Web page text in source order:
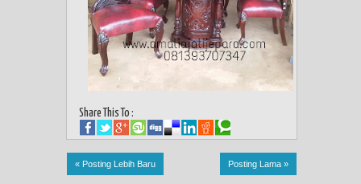
Share This To :
« Posting Lebih Baru Posting Lama »